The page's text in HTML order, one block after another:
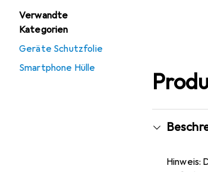
Verwandte
Kategorien
Geräte Schutzfolie
Smartphone Hülle
Hinweis: